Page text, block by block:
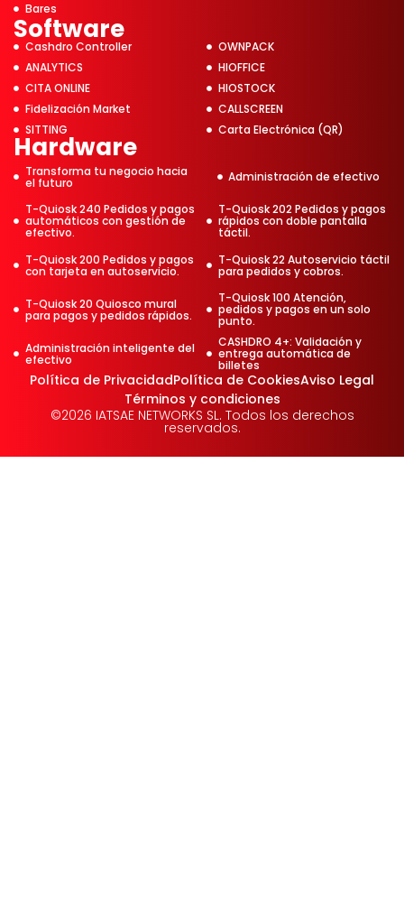
Bares
Software
Cashdro Controller
OWNPACK
ANALYTICS
HIOFFICE
CITA ONLINE
HIOSTOCK
Fidelización Market
CALLSCREEN
SITTING
Carta Electrónica (QR)
Hardware
Transforma tu negocio hacia
el futuro Administración de efectivo
T-Quiosk 240 Pedidos y pagos
automáticos con gestión de
efectivo.
T-Quiosk 202 Pedidos y pagos
rápidos con doble pantalla
táctil.
T-Quiosk 200 Pedidos y pagos
con tarjeta en autoservicio.
T-Quiosk 22 Autoservicio táctil
para pedidos y cobros.
T-Quiosk 20 Quiosco mural
para pagos y pedidos rápidos.
T-Quiosk 100 Atención,
pedidos y pagos en un solo
punto.
Administración inteligente del
efectivo
CASHDRO 4+: Validación y
entrega automática de
billetes
Política de PrivacidadPolítica de CookiesAviso Legal
Términos y condiciones
©2026 IATSAE NETWORKS SL. Todos los derechos
reservados.